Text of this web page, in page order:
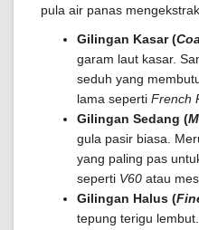
pula air panas
Gilingan Kasar (
garam laut kasar.
seduh yang
lama seperti French
Gilingan Sedang (
gula pasir biasa.
yang paling pas
seperti V60 atau
Gilingan Halus (
tepung terigu